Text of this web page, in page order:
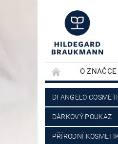
O ZNAČCE
KONTAKTY
DI ANGELO
DÁRKOVÝ POUKAZ
PŘÍRODNÍ